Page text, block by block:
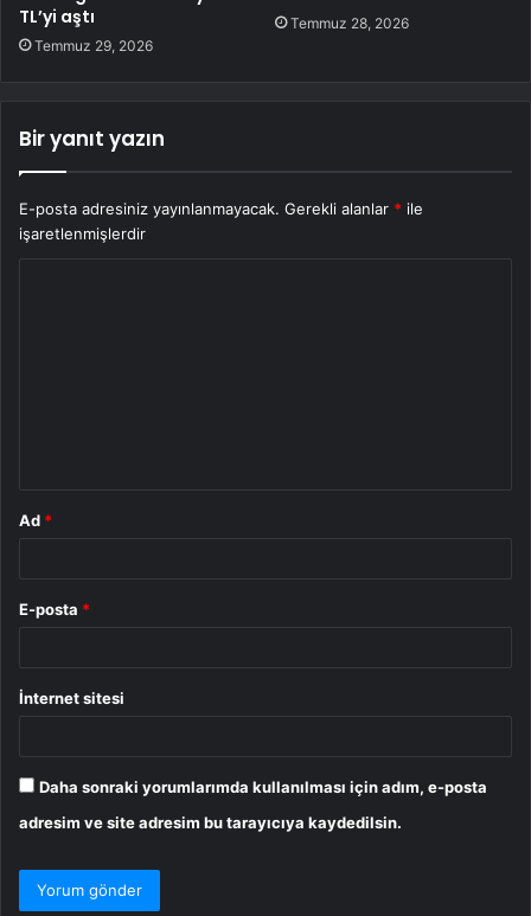
TL’yi aştı
Temmuz 29, 2026
Temmuz 28, 2026
Bir yanıt yazın
E-posta adresiniz yayınlanmayacak. Gerekli alanlar * ile
işaretlenmişlerdir
Ad *
E-posta *
İnternet sitesi
Daha sonraki yorumlarımda kullanılması için adım, e-posta
adresim ve site adresim bu tarayıcıya kaydedilsin.